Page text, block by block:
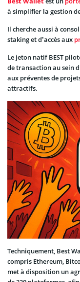
à simplifier la gestion
Il cherche aussi à
staking et d’accès aux
Le jeton natif BEST
de transaction au sein
aux préventes de
attractifs.
Techniquement, Best
compris Ethereum,
met à disposition un